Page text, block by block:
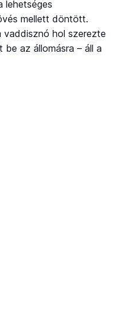
lehetséges
mellett döntött.
vaddisznó hol szerezte
be az állomásra – áll a